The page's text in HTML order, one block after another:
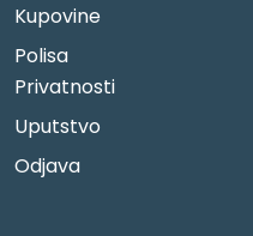
Kupovine
Polisa
Privatnosti
Uputstvo
Odjava